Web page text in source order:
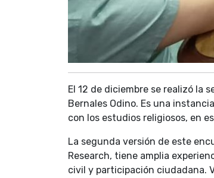
El 12 de diciembre se realizó la
Bernales Odino. Es una
con los estudios religiosos, en
La segunda versión de este
Research, tiene amplia
civil y participación ciudadana.